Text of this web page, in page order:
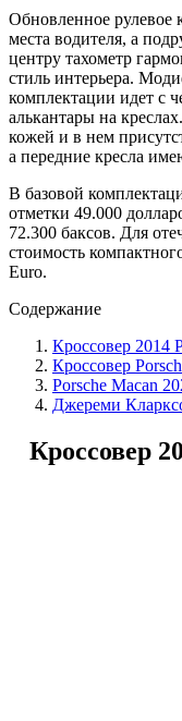
Обновленное рулевое
места водителя, а
центру тахометр
стиль интерьера.
комплектации идет с
алькантары на
кожей и в нем
а передние кресла
В базовой
отметки 49.000
72.300 баксов. Для
стоимость
Euro.
Содержание
Кроссовер 2014
Кроссовер
Porsche Macan
Джереми
Кроссовер